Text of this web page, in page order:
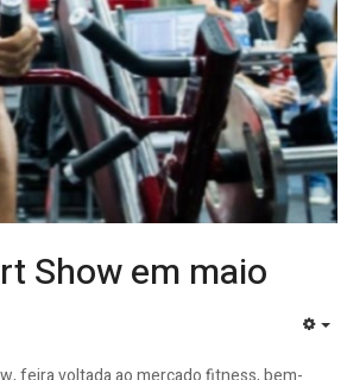
Show em maio